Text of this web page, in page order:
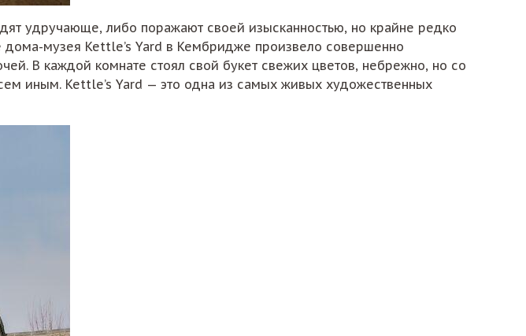
удручающе, либо поражают своей изысканностью, но крайне редко
музея Kettle’s Yard в Кембридже произвело совершенно
В каждой комнате стоял свой букет свежих цветов, небрежно, но со
иным. Kettle’s Yard — это одна из самых живых художественных